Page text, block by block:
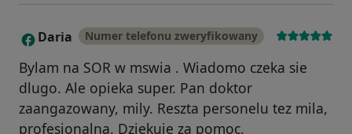
D Daria Numer telefonu zweryfikowany
Bylam na SOR w mswia . Wiadomo czeka sie
dlugo. Ale opieka super. Pan doktor
zaangazowany, mily. Reszta personelu tez mila,
profesjonalna. Dziekuje za pomoc.